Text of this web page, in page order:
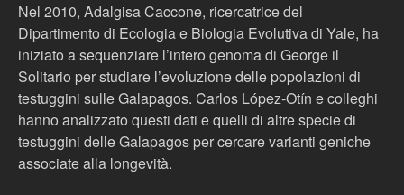
Nel 2010, Adalgisa Caccone, ricercatrice del
Dipartimento di Ecologia e Biologia Evolutiva di Yale, ha
iniziato a sequenziare l’intero genoma di George il
Solitario per studiare l’evoluzione delle popolazioni di
testuggini sulle Galapagos. Carlos López-Otín e colleghi
hanno analizzato questi dati e quelli di altre specie di
testuggini delle Galapagos per cercare varianti geniche
associate alla longevità.